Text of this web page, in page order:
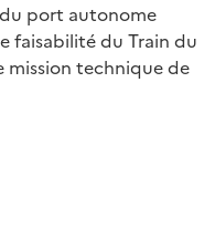
port autonome
faisabilité du Train du
mission technique de